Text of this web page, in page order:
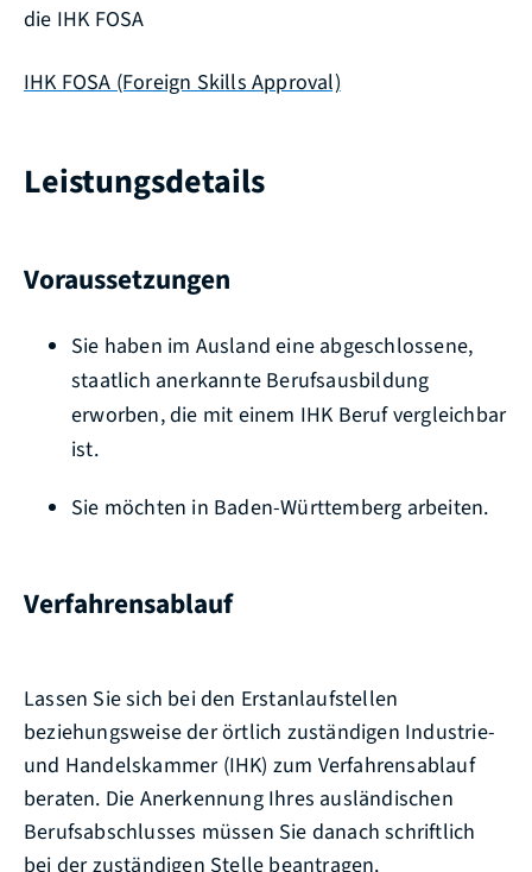
die IHK FOSA
IHK FOSA (Foreign Skills Approval)
Leistungsdetails
Voraussetzungen
Sie haben im Ausland eine abgeschlossene,
staatlich anerkannte Berufsausbildung
erworben, die mit einem IHK Beruf vergleichbar
ist.
Sie möchten in Baden-Württemberg arbeiten.
Verfahrensablauf
Lassen Sie sich bei den Erstanlaufstellen
beziehungsweise der örtlich zuständigen Industrie-
und Handelskammer (IHK) zum Verfahrensablauf
beraten. Die Anerkennung Ihres ausländischen
Berufsabschlusses müssen Sie danach schriftlich
bei der zuständigen Stelle beantragen.